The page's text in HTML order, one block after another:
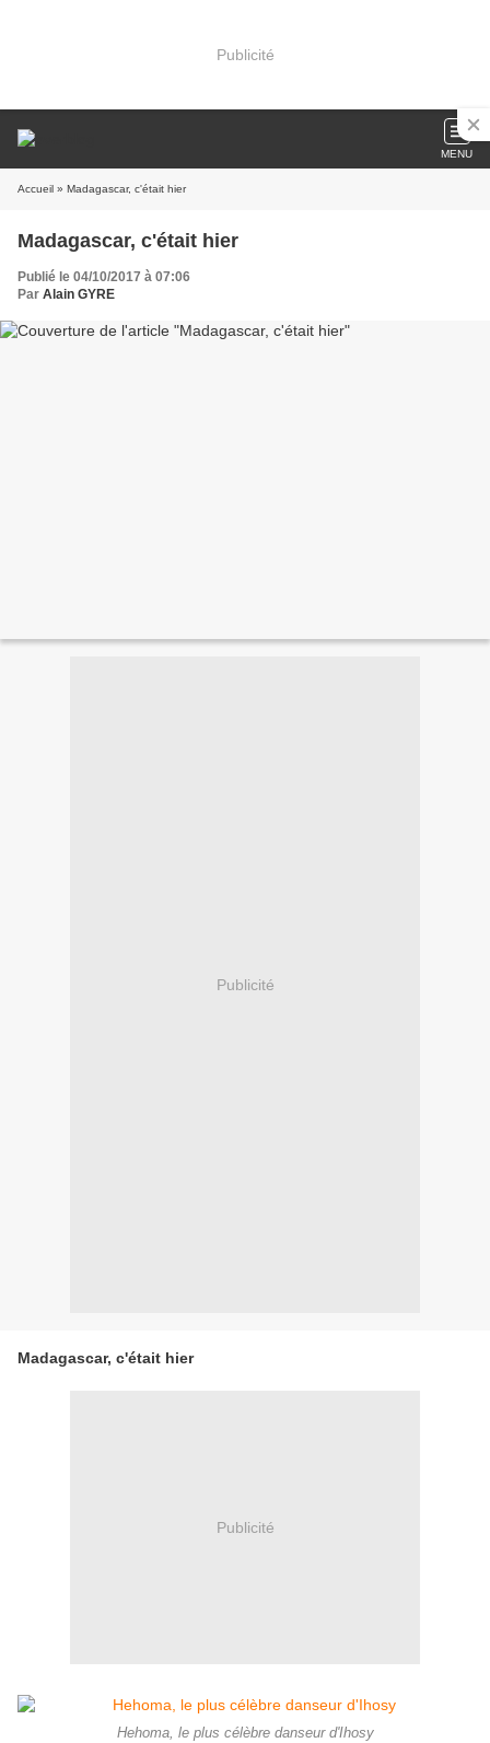
Publicité
MENU
Accueil » Madagascar, c'était hier
Madagascar, c'était hier
Publié le 04/10/2017 à 07:06
Par Alain GYRE
Publicité
Madagascar, c'était hier
Publicité
Hehoma, le plus célèbre danseur d'Ihosy